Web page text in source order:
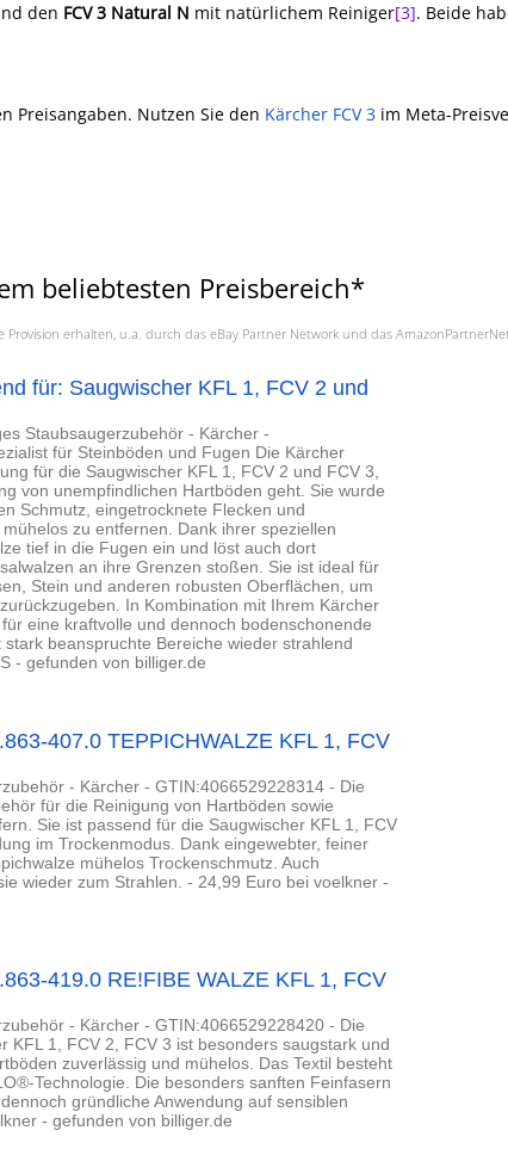
den FCV 3 Natural N mit natürlichem Reiniger[3]. Beide
Preisangaben. Nutzen Sie den Kärcher FCV 3 im Meta-
beliebtesten Preisbereich*
erhalten, u.a. durch das eBay Partner Network und das
für: Saugwischer KFL 1, FCV 2 und
Staubsaugerzubehör - Kärcher -
für Steinböden und Fugen Die Kärcher
für die Saugwischer KFL 1, FCV 2 und FCV 3,
von unempfindlichen Hartböden geht. Sie wurde
Schmutz, eingetrocknete Flecken und
zu entfernen. Dank ihrer speziellen
tief in die Fugen ein und löst auch dort
an ihre Grenzen stoßen. Sie ist ideal für
Stein und anderen robusten Oberflächen, um
In Kombination mit Ihrem Kärcher
eine kraftvolle und dennoch bodenschonende
beanspruchte Bereiche wieder strahlend
- gefunden von billiger.de
407.0 TEPPICHWALZE KFL 1, FCV
- Kärcher - GTIN:4066529228314 - Die
für die Reinigung von Hartböden sowie
Sie ist passend für die Saugwischer KFL 1, FCV
im Trockenmodus. Dank eingewebter, feiner
mühelos Trockenschmutz. Auch
wieder zum Strahlen. - 24,99 Euro bei voelkner -
419.0 RE!FIBE WALZE KFL 1, FCV
- Kärcher - GTIN:4066529228420 - Die
KFL 1, FCV 2, FCV 3 ist besonders saugstark und
zuverlässig und mühelos. Das Textil besteht
Technologie. Die besonders sanften Feinfasern
gründliche Anwendung auf sensiblen
- gefunden von billiger.de